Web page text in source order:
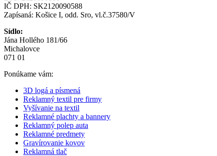
IČ DPH: SK2120090588
Zapísaná: Košice I, odd. Sro, vl.č.37580/V
Sídlo:
Jána Hollého 181/66
Michalovce
071 01
Ponúkame vám:
3D logá a písmená
Reklamný textil pre firmy
Vyšívanie na textil
Reklamné plachty a bannery
Reklamný polep auta
Reklamné predmety
Gravírovanie kovov
Reklamná tlač